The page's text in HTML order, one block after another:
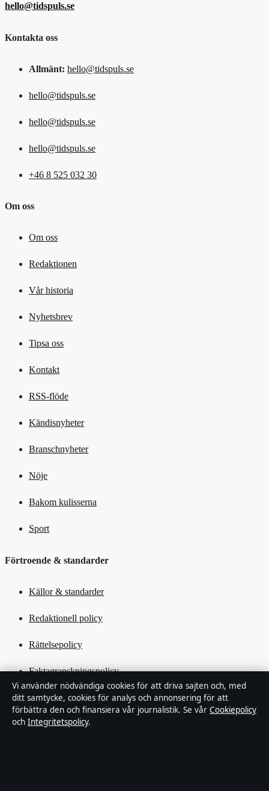
hello@tidspuls.se
Kontakta oss
Allmänt: hello@tidspuls.se
hello@tidspuls.se
hello@tidspuls.se
hello@tidspuls.se
+46 8 525 032 30
Om oss
Om oss
Redaktionen
Vår historia
Nyhetsbrev
Tipsa oss
Kontakt
RSS-flöde
Kändisnyheter
Branschnyheter
Nöje
Bakom kulisserna
Sport
Förtroende & standarder
Källor & standarder
Redaktionell policy
Rättelsepolicy
Faktagranskningspolicy
Ägande & finansiering
Integritetspolicy
Vi använder nödvändiga cookies för att driva sajten och, med
ditt samtycke, cookies för analys och annonsering för att
förbättra den och finansiera vår journalistik. Se vår Cookiepolicy
och Integritetspolicy.